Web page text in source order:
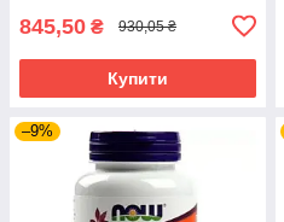
845,50 ₴ 930,05 ₴
Купити
–9%